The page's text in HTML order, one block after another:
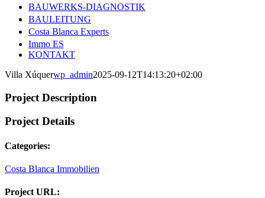
BAUWERKS-DIAGNOSTIK
BAULEITUNG
Costa Blanca Experts
Immo ES
KONTAKT
Villa Xúquerwp_admin2025-09-12T14:13:20+02:00
Project Description
Project Details
Categories:
Costa Blanca Immobilien
Project URL: